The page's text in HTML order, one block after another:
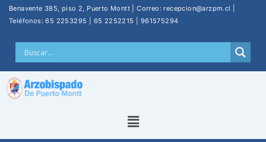
Benavente 385, piso 2, Puerto Montt | Correo: recepcion@arzpm.cl |
Teléfonos: 65 2253295 | 65 2252215 | 961575294